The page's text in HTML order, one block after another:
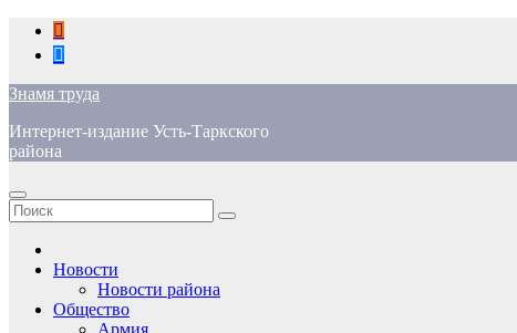
Перейти
содержимому
Знамя труда
Интернет-издание Усть-Таркского
района
Новости
Новости района
Общество
Армия